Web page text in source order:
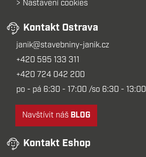
Nastavení cookies
Kontakt Ostrava
janik@stavebniny-janik.cz
+420 595 133 311
+420 724 042 200
po - pá 6:30 - 17:00 /so 6:30 - 13:00
Navštívit náš BLOG
Kontakt Eshop